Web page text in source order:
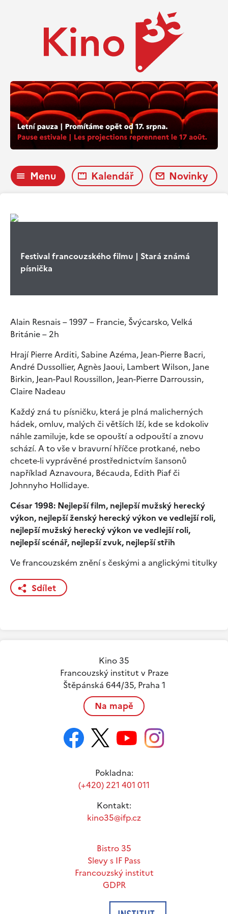
Menu Kalendář Novinky
Festival francouzského filmu | Stará známá
písnička
Alain Resnais – 1997 – Francie, Švýcarsko, Velká
Británie – 2h
Hrají Pierre Arditi, Sabine Azéma, Jean-Pierre Bacri,
André Dussollier, Agnès Jaoui, Lambert Wilson, Jane
Birkin, Jean-Paul Roussillon, Jean-Pierre Darroussin,
Claire Nadeau
Každý zná tu písničku, která je plná malicherných
hádek, omluv, malých či větších lží, kde se kdokoliv
náhle zamiluje, kde se opouští a odpouští a znovu
schází. A to vše v bravurní hříčce protkané, nebo
chcete-li vyprávěné prostřednictvím šansonů
například Aznavoura, Bécauda, Edith Piaf či
Johnnyho Hollidaye.
César 1998: Nejlepší film, nejlepší mužský herecký
výkon, nejlepší ženský herecký výkon ve vedlejší roli,
nejlepší mužský herecký výkon ve vedlejší roli,
nejlepší scénář, nejlepší zvuk, nejlepší střih
Ve francouzském znění s českými a anglickými titulky
Sdílet
Kino 35
Francouzský institut v Praze
Štěpánská 644/35, Praha 1
Na mapě
Pokladna:
(+420) 221 401 011
Kontakt:
kino35@ifp.cz
Bistro 35
Slevy s IF Pass
Francouzský institut
GDPR